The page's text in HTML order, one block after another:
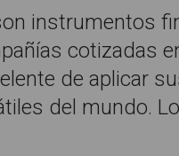
instrumentos
cotizadas
de aplicar
del mundo.